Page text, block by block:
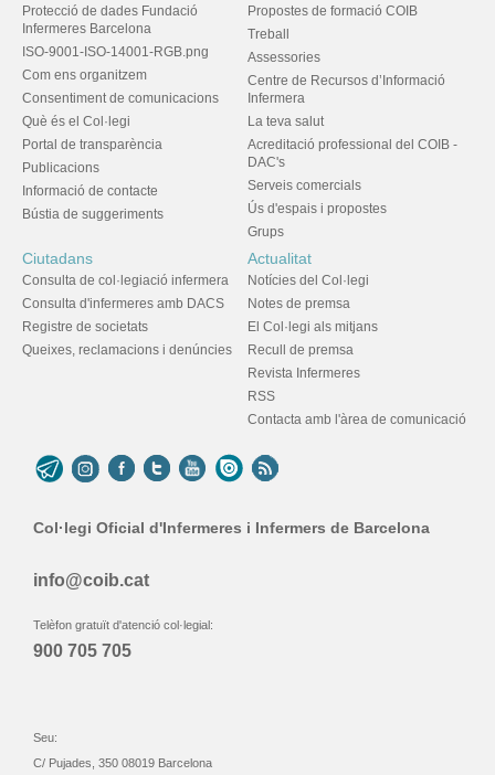
Protecció de dades Fundació
Infermeres Barcelona
ISO-9001-ISO-14001-RGB.png
Com ens organitzem
Consentiment de comunicacions
Què és el Col·legi
Portal de transparència
Publicacions
Informació de contacte
Bústia de suggeriments
Propostes de formació COIB
Treball
Assessories
Centre de Recursos d’Informació
Infermera
La teva salut
Acreditació professional del COIB -
DAC's
Serveis comercials
Ús d'espais i propostes
Grups
Ciutadans
Consulta de col·legiació infermera
Consulta d'infermeres amb DACS
Registre de societats
Queixes, reclamacions i denúncies
Actualitat
Notícies del Col·legi
Notes de premsa
El Col·legi als mitjans
Recull de premsa
Revista Infermeres
RSS
Contacta amb l'àrea de comunicació
Col·legi Oficial d'Infermeres i Infermers de Barcelona
info@coib.cat
Telèfon gratuït d'atenció col·legial:
900 705 705
Seu:
C/ Pujades, 350 08019 Barcelona